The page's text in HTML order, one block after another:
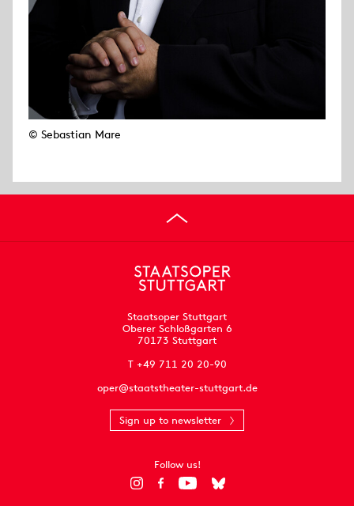
© Sebastian Mare
Staatsoper Stuttgart
Oberer Schloßgarten 6
70173 Stuttgart
T +49 711 20 20-90
oper@staatstheater-stuttgart.de
Sign up to newsletter
Follow us!